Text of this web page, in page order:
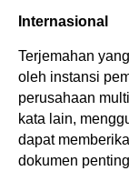
Internasional
Terjemahan
oleh instansi
perusahaan
kata lain,
dapat
dokumen